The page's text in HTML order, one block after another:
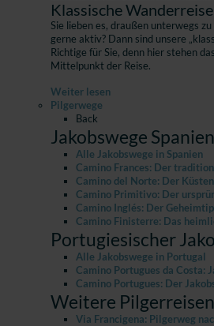
Klassische
Sie lieben es, draußen unterwegs
gerne aktiv? Dann sind unsere
Richtige für Sie, denn hier stehen
Mittelpunkt der Reise.
Weiter lesen
Pilgerwege
Back
Jakobswege Spanien
Alle Jakobswege in Spanien
Camino Frances: Der
Camino del Norte: Der
Camino Primitivo: Der
Camino Inglés: Der
Camino Finisterre: Das
Portugiesischer
Alle Jakobswege in Portugal
Camino Portugues da Costa:
Camino Portugues: Der
Weitere Pilgerreisen
Via Francigena: Pilgerweg